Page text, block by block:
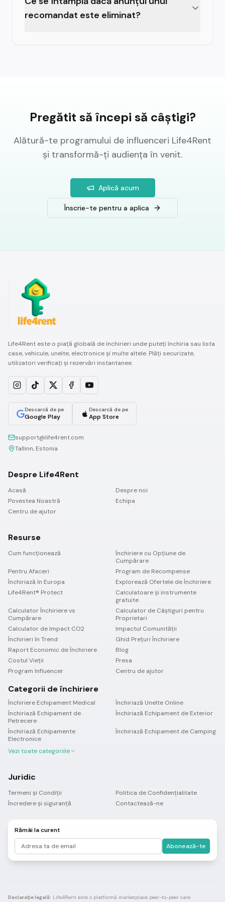
tău sunt eligibili.
recomandat este eliminat?
Pregătit să începi să câștigi?
Alătură-te programului de influenceri Life4Rent
și transformă-ți audiența în venit.
Aplică acum
Înscrie-te pentru a aplica
Life4Rent este o piață globală de închirieri unde puteți închiria sau lista
case, vehicule, unelte, electronice și multe altele. Plăți securizate,
utilizatori verificați și rezervări instantanee.
Descarcă de pe
Google Play
Descarcă de pe
App Store
support@life4rent.com
Tallinn, Estonia
Despre Life4Rent
Acasă
Despre noi
Povestea Noastră
Echipa
Centru de ajutor
Resurse
Cum funcționează
Închiriere cu Opțiune de
Cumpărare
Pentru Afaceri
Program de Recompense
Închiriază în Europa
Explorează Ofertele de Închiriere
Life4Rent® Protect
Calculatoare și instrumente
gratuite
Calculator Închiriere vs
Cumpărare
Calculator de Câștiguri pentru
Proprietari
Calculator de Impact CO2
Impactul Comunității
Închirieri în Trend
Ghid Prețuri Închiriere
Raport Economic de Închiriere
Blog
Costul Vieții
Presa
Program Influencer
Centru de ajutor
Categorii de închiriere
Închiriere Echipament Medical
Închiriază Unelte Online
Închiriază Echipament de
Petrecere
Închiriază Echipament de Exterior
Închiriază Echipamente
Electronice
Închiriază Echipament de Camping
Vezi toate categoriile
Juridic
Termeni și Condiții
Politica de Confidențialitate
Încredere și siguranță
Contactează-ne
Rămâi la curent
Abonează-te
Declarație legală: Life4Rent este o platformă marketplace peer-to-peer care